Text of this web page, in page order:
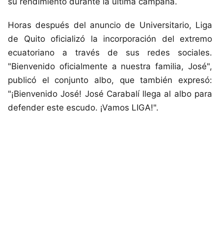
Horas después del anuncio de Universitario, Liga
de Quito oficializó la incorporación del extremo
ecuatoriano a través de sus redes sociales.
"Bienvenido oficialmente a nuestra familia, José",
publicó el conjunto albo, que también expresó:
"¡Bienvenido José! José Carabalí llega al albo para
defender este escudo. ¡Vamos LIGA!".